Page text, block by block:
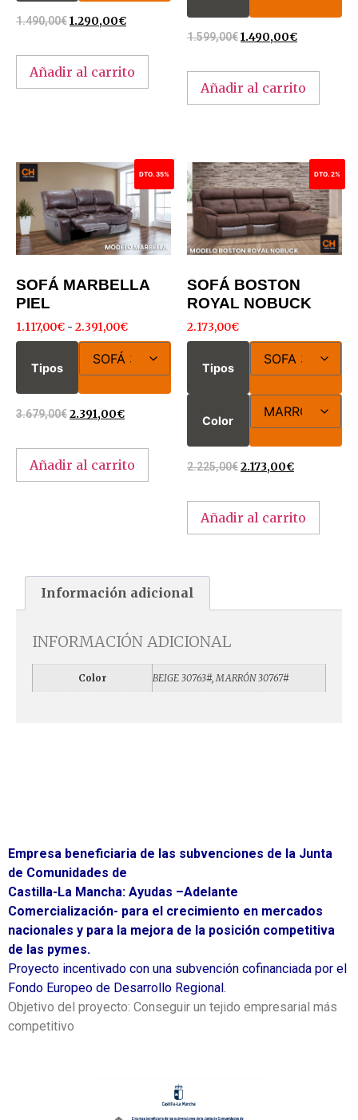
1.490,00€1.290,00€
Añadir al carrito
1.599,00€1.490,00€
Añadir al carrito
DTO. 35%
SOFÁ MARBELLA
PIEL
1.117,00€ - 2.391,00€
Tipos
3.679,00€2.391,00€
Añadir al carrito
DTO. 2%
SOFÁ BOSTON
ROYAL NOBUCK
2.173,00€
Tipos
Color
2.225,00€2.173,00€
Añadir al carrito
Información adicional
INFORMACIÓN ADICIONAL
Color BEIGE 30763#, MARRÓN 30767#
Empresa beneficiaria de las subvenciones de la Junta
de Comunidades de
Castilla-La Mancha: Ayudas –Adelante
Comercialización- para el crecimiento en mercados
nacionales y para la mejora de la posición competitiva
de las pymes.
Proyecto incentivado con una subvención cofinanciada por el
Fondo Europeo de Desarrollo Regional.
Objetivo del proyecto: Conseguir un tejido empresarial más
competitivo